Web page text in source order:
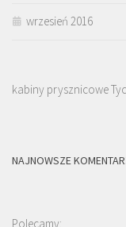
wrzesień 2016
kabiny prysznicowe
NAJNOWSZE
Polecamy: